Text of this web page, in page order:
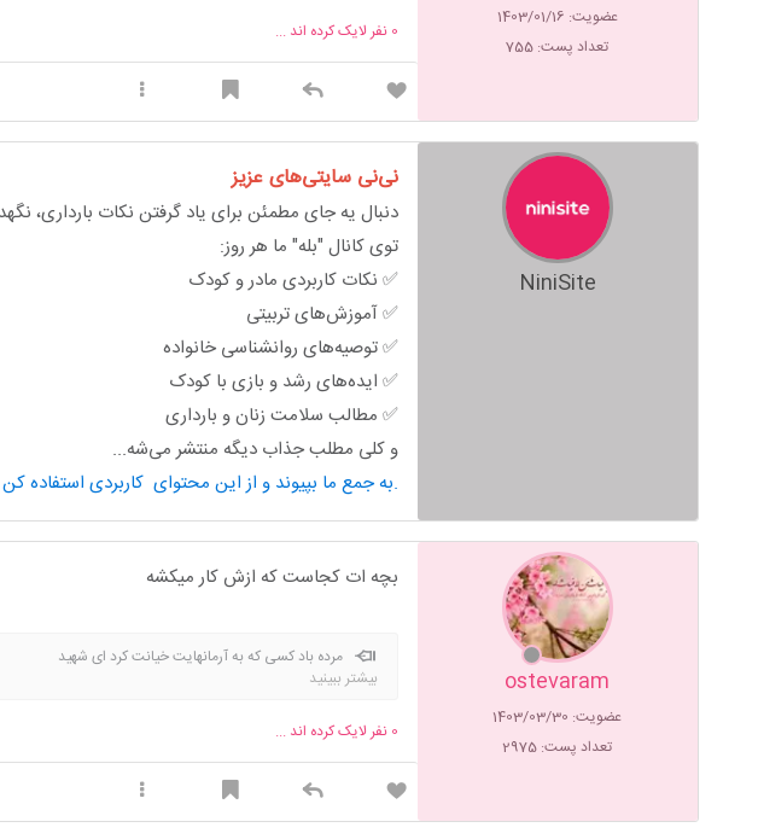
عضویت: 1403/01/16
تعداد پست: 755
0 نفر لایک کرده اند ...
NiniSite
نی‌نی سایتی‌های عزیز
دنبال یه جای مطمئن برای یاد گرفتن نکات بارداری،
توی کانال "بله" ما هر روز:
✅ نکات کاربردی مادر و کودک
✅ آموزش‌های تربیتی
✅ توصیه‌های روانشناسی خانواده
✅ ایده‌های رشد و بازی با کودک
✅ مطالب سلامت زنان و بارداری
و کلی مطلب جذاب دیگه منتشر می‌شه...
به جمع ما بپیوند و از این محتوای کاربردی استفاده کن.
ostevaram
عضویت: 1403/03/30
تعداد پست: 2975
بچه ات کجاست که ازش کار میکشه
مرده باد کسی که به آرمانهایت خیانت کرد ای شهید
بیشتر ببینید
0 نفر لایک کرده اند ...